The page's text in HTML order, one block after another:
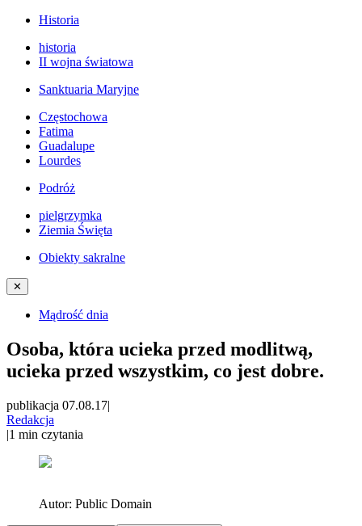
Historia
historia
II wojna światowa
Sanktuaria Maryjne
Częstochowa
Fatima
Guadalupe
Lourdes
Podróż
pielgrzymka
Ziemia Święta
Obiekty sakralne
✕
Mądrość dnia
Osoba, która ucieka przed modlitwą,
ucieka przed wszystkim, co jest dobre.
publikacja 07.08.17|
Redakcja
|1 min czytania
Autor: Public Domain